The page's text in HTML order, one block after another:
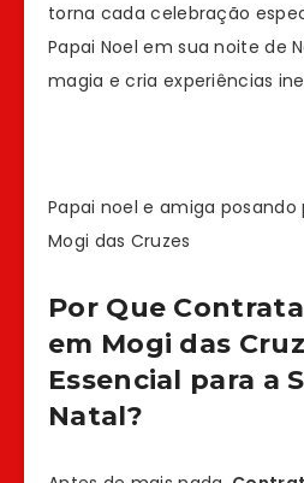
torna cada celebração
Papai Noel em sua noite de
magia e cria experiências
Papai noel e amiga
Mogi das Cruzes
Por Que
em Mogi das
Essencial para a
Natal?